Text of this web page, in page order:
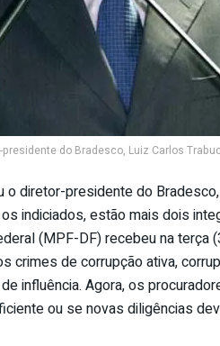
presidente do Bradesco, Luiz Carlos
o diretor-presidente do
indiciados, estão mais dois
(MPF-DF) recebeu na terça
crimes de corrupção ativa,
influência. Agora, os
ou se novas diligências